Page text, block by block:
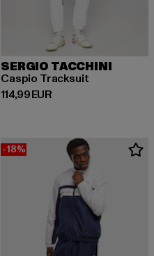
SERGIO TACCHINI
Caspio Tracksuit
114,99 EUR
Prix courant: 114,99 EUR
-18%